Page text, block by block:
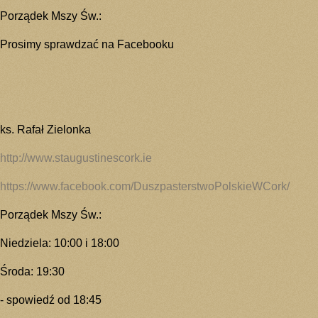
Porządek Mszy Św.:
Prosimy sprawdzać na Facebooku
ks. Rafał Zielonka
http://www.staugustinescork.ie
https://www.facebook.com/DuszpasterstwoPolskieWCork/
Porządek Mszy Św.:
Niedziela: 10:00 i 18:00
Środa: 19:30
- spowiedź od 18:45